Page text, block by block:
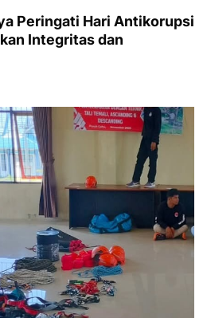
Peringati Hari Antikorupsi
Integritas dan